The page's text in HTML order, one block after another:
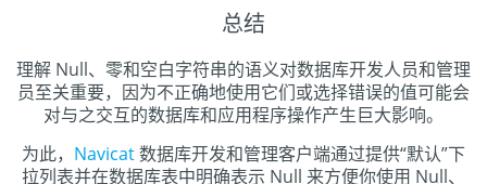
总结
理解 Null、零和空白字符串的语义对数据库开发人员和管理
员至关重要，因为不正确地使用它们或选择错误的值可能会
对与之交互的数据库和应用程序操作产生巨大影响。
为此， Navicat数据库开发和管理客户端通过提供“默认”下
拉列表并在数据库表中明确表示 Null 来方便你使用 Null、